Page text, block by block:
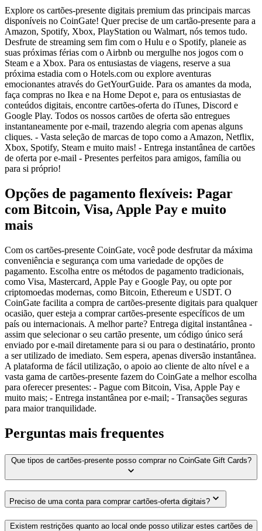
Explore os cartões-presente digitais premium das principais marcas
disponíveis no CoinGate! Quer precise de um cartão-presente para a
Amazon, Spotify, Xbox, PlayStation ou Walmart, nós temos tudo.
Desfrute de streaming sem fim com o Hulu e o Spotify, planeie as
suas próximas férias com o Airbnb ou mergulhe nos jogos com o
Steam e a Xbox. Para os entusiastas de viagens, reserve a sua
próxima estadia com o Hotels.com ou explore aventuras
emocionantes através do GetYourGuide. Para os amantes da moda,
faça compras no Ikea e na Home Depot e, para os entusiastas de
conteúdos digitais, encontre cartões-oferta do iTunes, Discord e
Google Play. Todos os nossos cartões de oferta são entregues
instantaneamente por e-mail, trazendo alegria com apenas alguns
cliques. - Vasta seleção de marcas de topo como a Amazon, Netflix,
Xbox, Spotify, Steam e muito mais! - Entrega instantânea de cartões
de oferta por e-mail - Presentes perfeitos para amigos, família ou
para si próprio!
Opções de pagamento flexíveis: Pagar
com Bitcoin, Visa, Apple Pay e muito
mais
Com os cartões-presente CoinGate, você pode desfrutar da máxima
conveniência e segurança com uma variedade de opções de
pagamento. Escolha entre os métodos de pagamento tradicionais,
como Visa, Mastercard, Apple Pay e Google Pay, ou opte por
criptomoedas modernas, como Bitcoin, Ethereum e USDT. O
CoinGate facilita a compra de cartões-presente digitais para qualquer
ocasião, quer esteja a comprar cartões-presente específicos de um
país ou internacionais. A melhor parte? Entrega digital instantânea -
assim que selecionar o seu cartão presente, um código único será
enviado por e-mail diretamente para si ou para o destinatário, pronto
a ser utilizado de imediato. Sem espera, apenas diversão instantânea.
A plataforma de fácil utilização, o apoio ao cliente de alto nível e a
vasta gama de cartões-presente fazem do CoinGate a melhor escolha
para oferecer presentes: - Pague com Bitcoin, Visa, Apple Pay e
muito mais; - Entrega instantânea por e-mail; - Transações seguras
para maior tranquilidade.
Perguntas mais frequentes
Que tipos de cartões-presente posso comprar no CoinGate Gift Cards?
Preciso de uma conta para comprar cartões-oferta digitais?
Existem restrições quanto ao local onde posso utilizar estes cartões de